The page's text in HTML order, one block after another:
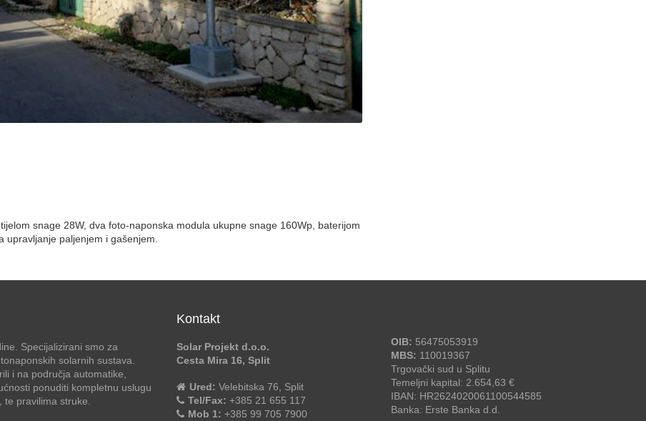
snage 28W, dva foto-naponska modula ukupne snage 160Wp, baterijom
paljenjem i gašenjem.
Specijalizirani smo za
solarnih sustava.
i na područja automatike,
ponuditi kompletnu uslugu
pravilima struke.
Kontakt
Solar Projekt d.o.o.
Cesta Mira 16, Split
Ured: Velebitska 76, Split
Tel/Fax: +385 21 655 117
Mob 1: +385 99 705 7900
OIB: 56475053919
MBS: 110019367
Trgovački sud u Splitu
Temeljni kapital: 2.654,63 €
IBAN: HR2624020061100544585
Banka: Erste Banka d.d.